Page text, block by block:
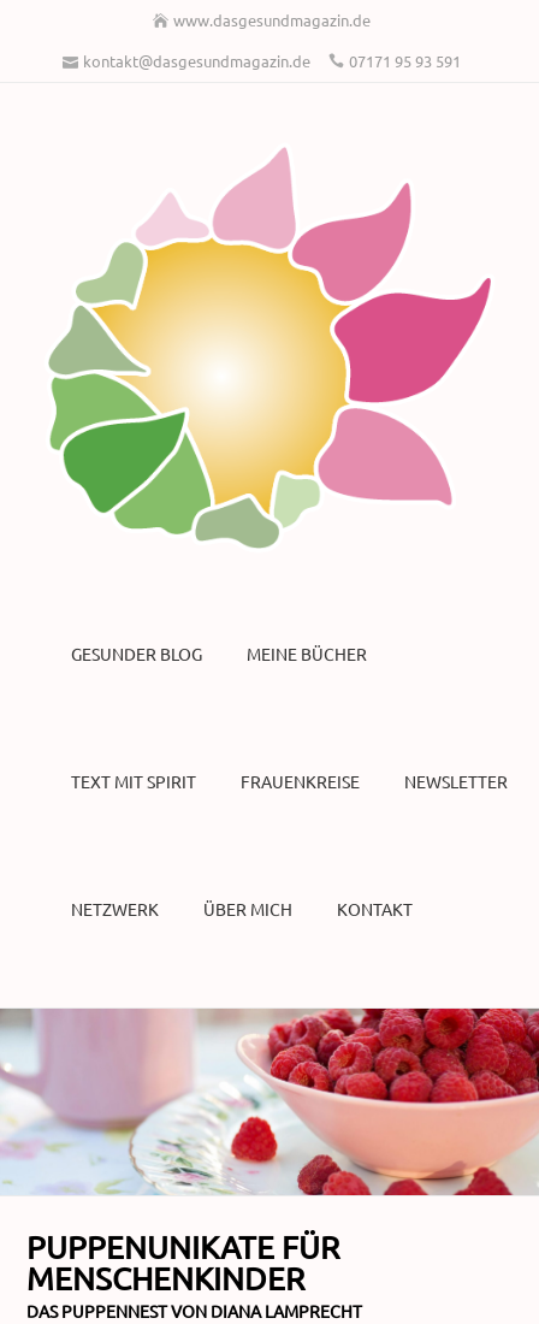
www.dasgesundmagazin.de
kontakt@dasgesundmagazin.de
07171 95 93 591
GESUNDER BLOG MEINE BÜCHER
TEXT MIT SPIRIT FRAUENKREISE NEWSLETTER
NETZWERK ÜBER MICH KONTAKT
PUPPENUNIKATE FÜR
MENSCHENKINDER
DAS PUPPENNEST VON DIANA LAMPRECHT